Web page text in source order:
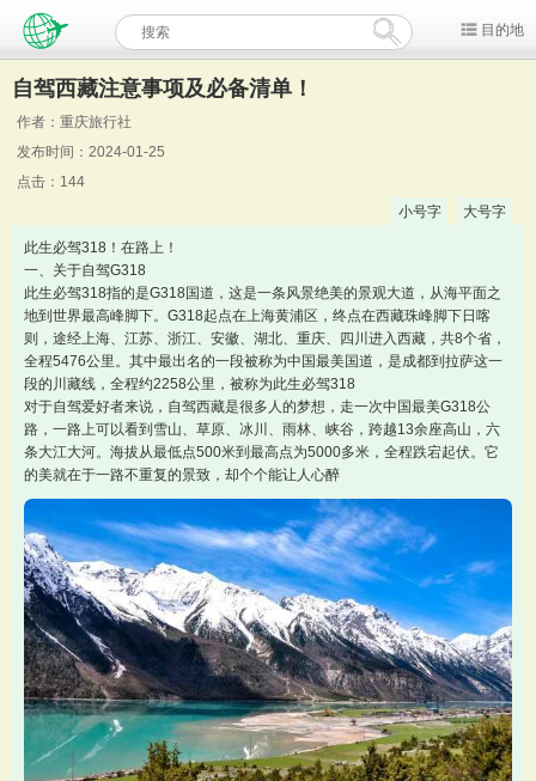
目的地
自驾西藏注意事项及必备清单！
作者：重庆旅行社
发布时间：2024-01-25
点击：144
小号字
大号字
此生必驾318！在路上！
一、关于自驾G318
此生必驾318指的是G318国道，这是一条风景绝美的景观大道，从海平面之
地到世界最高峰脚下。G318起点在上海黄浦区，终点在西藏珠峰脚下日喀
则，途经上海、江苏、浙江、安徽、湖北、重庆、四川进入西藏，共8个省，
全程5476公里。其中最出名的一段被称为中国最美国道，是成都到拉萨这一
段的川藏线，全程约2258公里，被称为此生必驾318
对于自驾爱好者来说，自驾西藏是很多人的梦想，走一次中国最美G318公
路，一路上可以看到雪山、草原、冰川、雨林、峡谷，跨越13余座高山，六
条大江大河。海拔从最低点500米到最高点为5000多米，全程跌宕起伏。它
的美就在于一路不重复的景致，却个个能让人心醉